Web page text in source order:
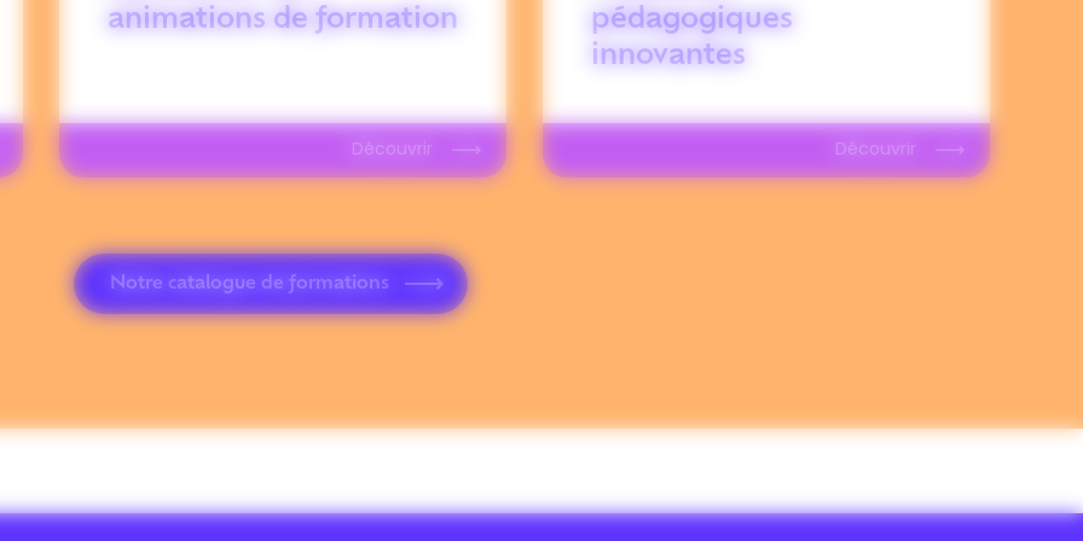
animations de formation
Découvrir
pédagogiques
innovantes
Découvrir
Notre catalogue de formations